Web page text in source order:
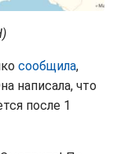
сообщила,
написала, что
после 1